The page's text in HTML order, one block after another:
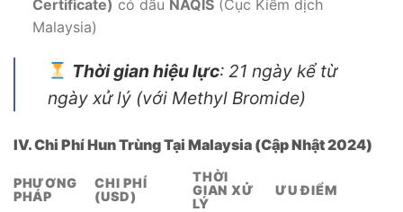
Certificate) có dấu NAQIS(Cục Kiểm dịch
Malaysia)
Thời gian hiệu lực: 21 ngày kể từ
ngày xử lý (với Methyl Bromide)
IV. Chi Phí Hun Trùng Tại Malaysia (Cập Nhật 2024)
PHƯƠNG
PHÁP
CHI PHÍ
(USD)
THỜI
GIAN XỬ
LÝ
ƯU ĐIỂM